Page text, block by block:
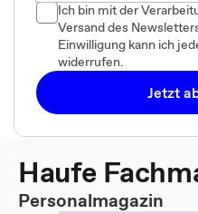
Ich bin mit der
Versand des
Einwilligung kann ich
widerrufen.
Jetzt
Haufe
Personalmagazin